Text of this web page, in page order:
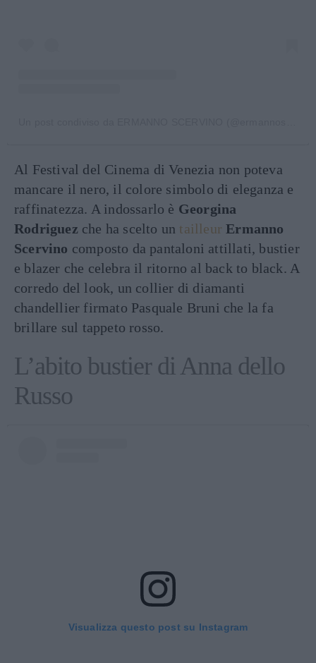
Al Festival del Cinema di Venezia non poteva
mancare il nero, il colore simbolo di eleganza e
raffinatezza. A indossarlo è Georgina
Rodriguez che ha scelto un tailleur Ermanno
Scervino composto da pantaloni attillati, bustier
e blazer che celebra il ritorno al back to black. A
corredo del look, un collier di diamanti
chandellier firmato Pasquale Bruni che la fa
brillare sul tappeto rosso.
L’abito bustier di Anna dello
Russo
Visualizza questo post su Instagram